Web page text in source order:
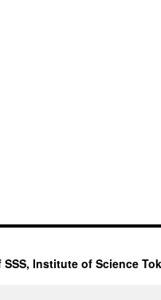
Institute of Science